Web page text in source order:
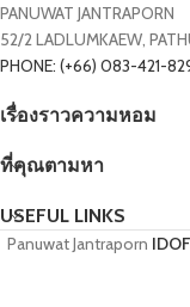
PANUWAT JANTRAPORN
52/2 LADLUMKAEW,
PHONE: (+66) 083-421-
เรื่องราวความหอม
ที่คุณตามหา
USEFUL LINKS
Panuwat Jantraporn